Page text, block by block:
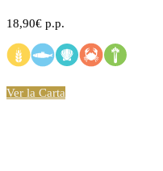
18,90€ p.p.
Ver la Carta